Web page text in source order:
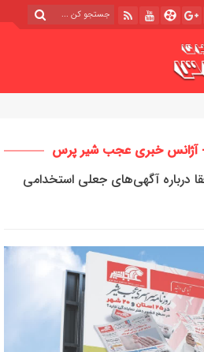
آژانس خبری عجب شیر پرس
درباره آگهی‌های جعلی استخدامی